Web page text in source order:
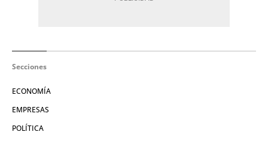
Secciones
ECONOMÍA
EMPRESAS
POLÍTICA